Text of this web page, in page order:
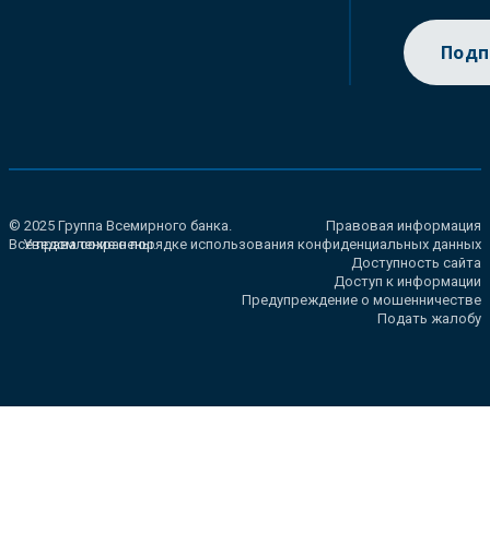
© 2025 Группа Всемирного банка.
Все права сохранены.
Правовая информация
Уведомление о порядке использования конфиденциальных данных
Доступность сайта
Доступ к информации
Предупреждение о мошенничестве
Подать жалобу